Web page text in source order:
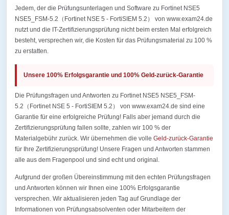
Jedem, der die Prüfungsunterlagen und Software zu Fortinet NSE5
NSE5_FSM-5.2（Fortinet NSE 5 - FortiSIEM 5.2） von www.exam24.de
nutzt und die IT-Zertifizierungsprüfung nicht beim ersten Mal erfolgreich
besteht, versprechen wir, die Kosten für das Prüfungsmaterial zu 100 %
zu erstatten.
Unsere 100% Erfolgsgarantie und 100% Geld-zurück-Garantie
Die Prüfungsfragen und Antworten zu Fortinet NSE5 NSE5_FSM-
5.2（Fortinet NSE 5 - FortiSIEM 5.2） von www.exam24.de sind eine
Garantie für eine erfolgreiche Prüfung! Falls aber jemand durch die
Zertifizierungsprüfung fallen sollte, zahlen wir 100 % der
Materialgebühr zurück. Wir übernehmen die volle Geld-zurück-Garantie
für Ihre Zertifizierungsprüfung! Unsere Fragen und Antworten stammen
alle aus dem Fragenpool und sind echt und original.
Aufgrund der großen Übereinstimmung mit den echten Prüfungsfragen
und Antworten können wir Ihnen eine 100% Erfolgsgarantie
versprechen. Wir aktualisieren jeden Tag auf Grundlage der
Informationen von Prüfungsabsolventen oder Mitarbeitern der